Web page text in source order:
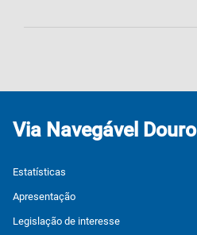
Via Navegável Douro
Estatísticas
Apresentação
Legislação de interesse